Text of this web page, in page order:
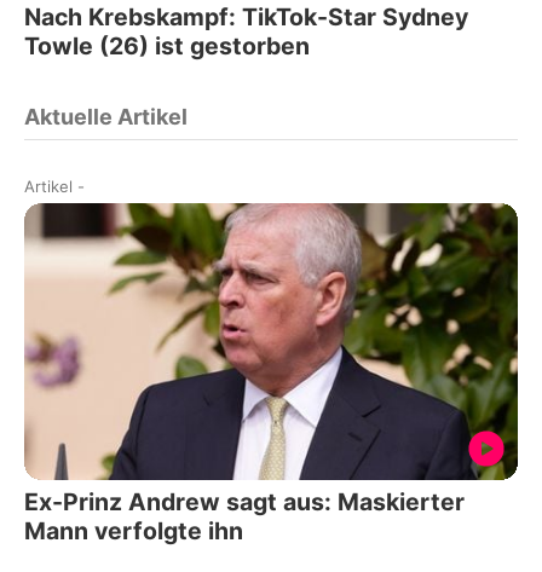
Nach Krebskampf: TikTok-Star Sydney
Towle (26) ist gestorben
Aktuelle Artikel
Artikel -
Ex-Prinz Andrew sagt aus: Maskierter
Mann verfolgte ihn